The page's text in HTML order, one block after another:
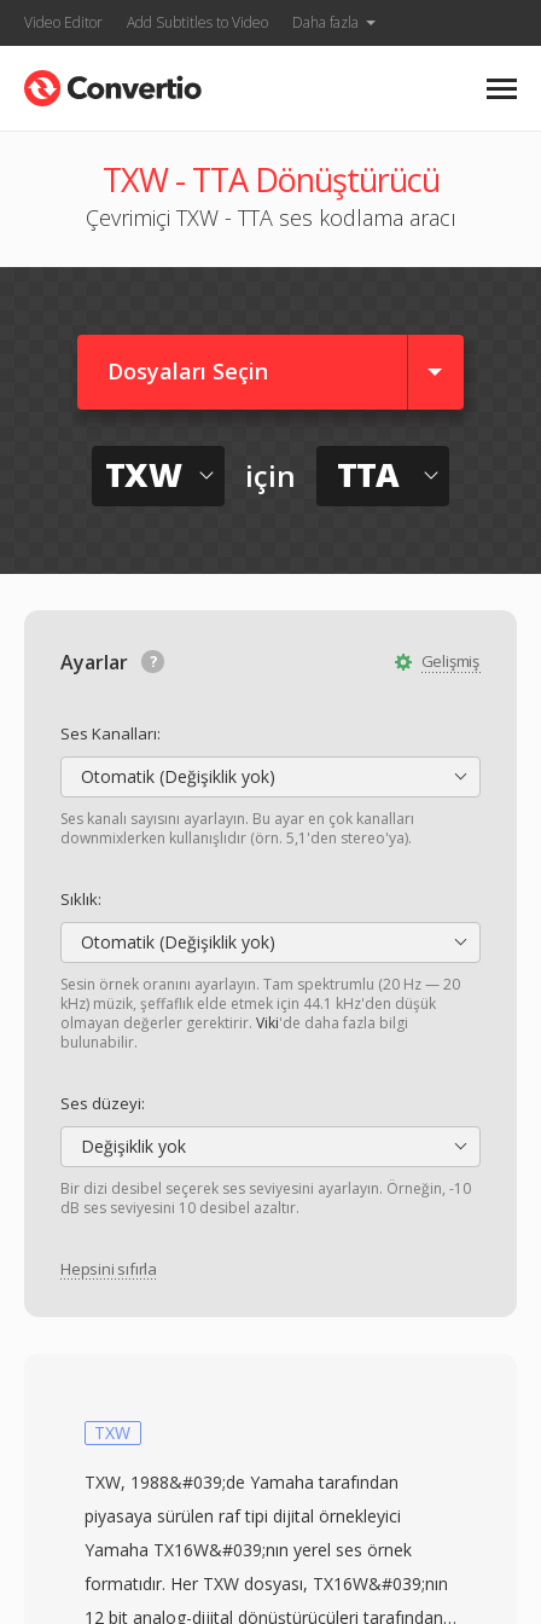
Video Editor Add Subtitles to Video Daha fazla
TXW - TTA Dönüştürücü
Çevrimiçi TXW - TTA ses kodlama aracı
Dosyaları Seçin
TXW için TTA
Gelişmiş
Ayarlar
Ses Kanalları:
Otomatik (Değişiklik yok)
Ses kanalı sayısını ayarlayın. Bu ayar en çok kanalları
downmixlerken kullanışlıdır (örn. 5,1'den stereo'ya).
Sıklık:
Otomatik (Değişiklik yok)
Sesin örnek oranını ayarlayın. Tam spektrumlu (20 Hz — 20
kHz) müzik, şeffaflık elde etmek için 44.1 kHz'den düşük
olmayan değerler gerektirir. Viki'de daha fazla bilgi
bulunabilir.
Ses düzeyi:
Değişiklik yok
Bir dizi desibel seçerek ses seviyesini ayarlayın. Örneğin, -10
dB ses seviyesini 10 desibel azaltır.
Hepsini sıfırla
TXW
TXW, 1988&#039;de Yamaha tarafından
piyasaya sürülen raf tipi dijital örnekleyici
Yamaha TX16W&#039;nın yerel ses örnek
formatıdır. Her TXW dosyası, TX16W&#039;nın
12 bit analog-dijital dönüştürücüleri tarafından